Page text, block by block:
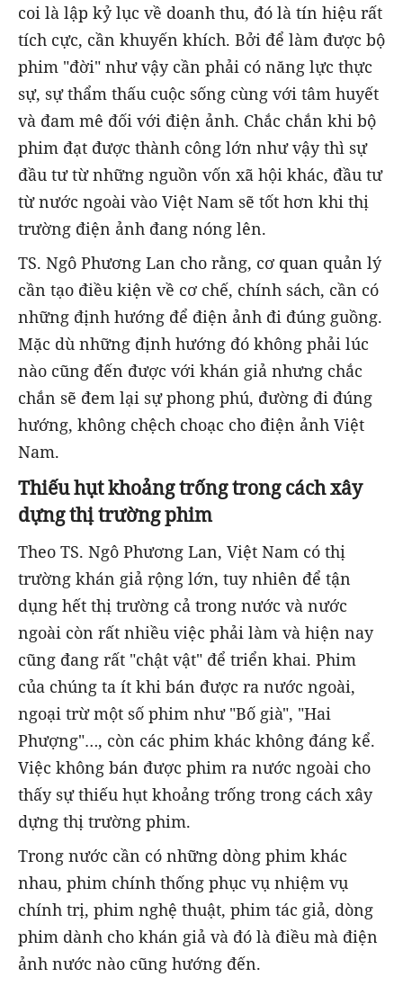
coi là lập kỷ lục về doanh thu, đó là tín hiệu rất
tích cực, cần khuyến khích. Bởi để làm được bộ
phim "đời" như vậy cần phải có năng lực thực
sự, sự thẩm thấu cuộc sống cùng với tâm huyết
và đam mê đối với điện ảnh. Chắc chắn khi bộ
phim đạt được thành công lớn như vậy thì sự
đầu tư từ những nguồn vốn xã hội khác, đầu tư
từ nước ngoài vào Việt Nam sẽ tốt hơn khi thị
trường điện ảnh đang nóng lên.
TS. Ngô Phương Lan cho rằng, cơ quan quản lý
cần tạo điều kiện về cơ chế, chính sách, cần có
những định hướng để điện ảnh đi đúng guồng.
Mặc dù những định hướng đó không phải lúc
nào cũng đến được với khán giả nhưng chắc
chắn sẽ đem lại sự phong phú, đường đi đúng
hướng, không chệch choạc cho điện ảnh Việt
Nam.
Thiếu hụt khoảng trống trong cách xây
dựng thị trường phim
Theo TS. Ngô Phương Lan, Việt Nam có thị
trường khán giả rộng lớn, tuy nhiên để tận
dụng hết thị trường cả trong nước và nước
ngoài còn rất nhiều việc phải làm và hiện nay
cũng đang rất "chật vật" để triển khai. Phim
của chúng ta ít khi bán được ra nước ngoài,
ngoại trừ một số phim như "Bố già", "Hai
Phượng"…, còn các phim khác không đáng kể.
Việc không bán được phim ra nước ngoài cho
thấy sự thiếu hụt khoảng trống trong cách xây
dựng thị trường phim.
Trong nước cần có những dòng phim khác
nhau, phim chính thống phục vụ nhiệm vụ
chính trị, phim nghệ thuật, phim tác giả, dòng
phim dành cho khán giả và đó là điều mà điện
ảnh nước nào cũng hướng đến.